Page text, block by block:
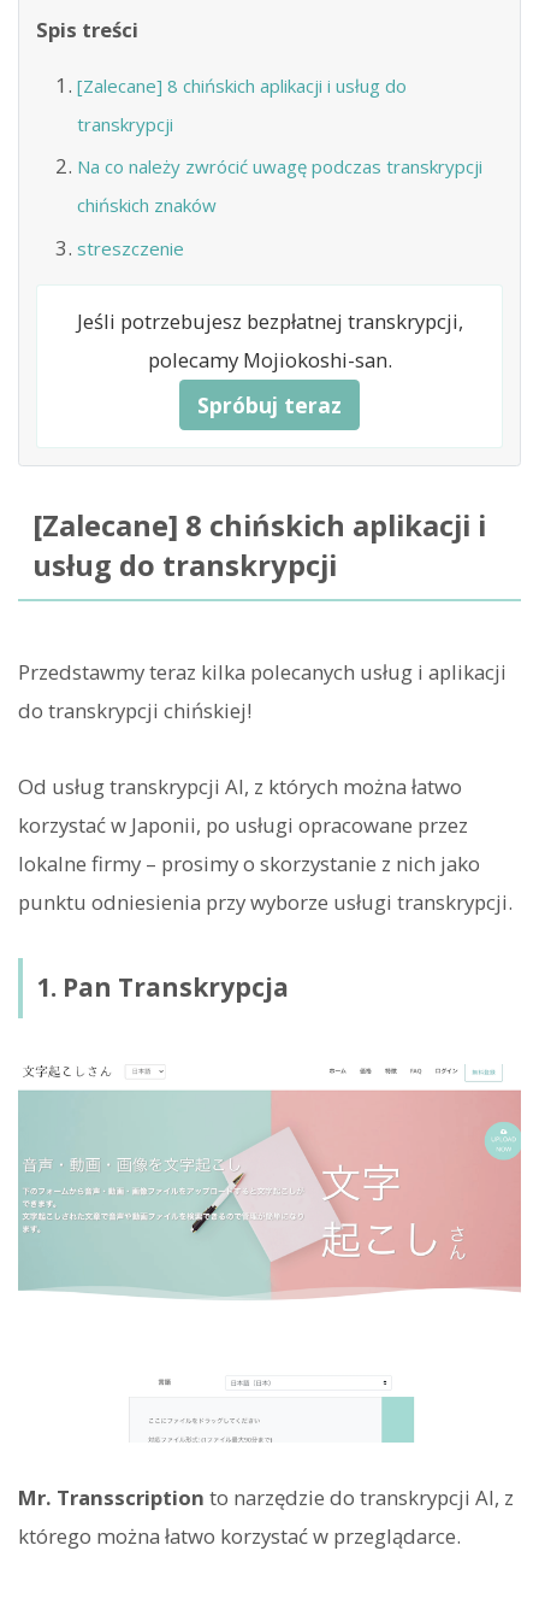
Spis treści
[Zalecane] 8 chińskich aplikacji i usług do
transkrypcji
Na co należy zwrócić uwagę podczas transkrypcji
chińskich znaków
streszczenie
Jeśli potrzebujesz bezpłatnej transkrypcji,
polecamy Mojiokoshi-san.
Spróbuj teraz
[Zalecane] 8 chińskich aplikacji i
usług do transkrypcji
Przedstawmy teraz kilka polecanych usług i aplikacji
do transkrypcji chińskiej!
Od usług transkrypcji AI, z których można łatwo
korzystać w Japonii, po usługi opracowane przez
lokalne firmy – prosimy o skorzystanie z nich jako
punktu odniesienia przy wyborze usługi transkrypcji.
1. Pan Transkrypcja
Mr. Transscription to narzędzie do transkrypcji AI, z
którego można łatwo korzystać w przeglądarce.